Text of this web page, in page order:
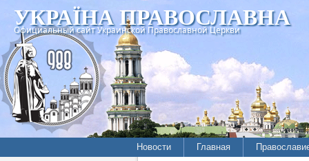
УКРАЇНА ПРАВОСЛАВНА
Официальный сайт Украинской Православной Церкви
Новости Главная